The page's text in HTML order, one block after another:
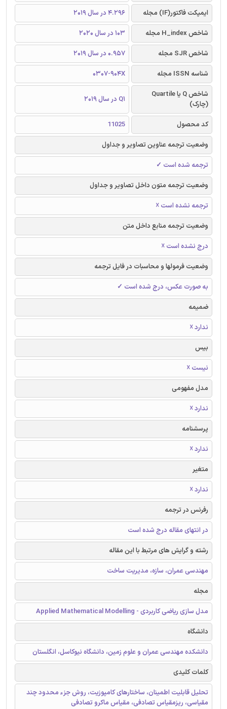
ایمپکت فاکتور(IF) مجله
4.296 در سال 2019
شاخص H_index مجله
103 در سال 2020
شاخص SJR مجله
0.957 در سال 2019
شناسه ISSN مجله
0307-904X
شاخص Q یا Quartile
(چارک)
Q1 در سال 2019
کد محصول
11025
وضعیت ترجمه عناوین تصاویر و جداول
ترجمه شده است ✓
وضعیت ترجمه متون داخل تصاویر و جداول
ترجمه نشده است ☓
وضعیت ترجمه منابع داخل متن
درج نشده است ☓
وضعیت فرمولها و محاسبات در فایل ترجمه
به صورت عکس، درج شده است ✓
ضمیمه
ندارد ☓
بیس
نیست ☓
مدل مفهومی
ندارد ☓
پرسشنامه
ندارد ☓
متغیر
ندارد ☓
رفرنس در ترجمه
در انتهای مقاله درج شده است
رشته و گرایش های مرتبط با این مقاله
مهندسی عمران، سازه، مدیریت ساخت
مجله
مدل سازی ریاضی کاربردی - Applied Mathematical Modelling
دانشگاه
دانشکده مهندسی عمران و علوم زمین، دانشگاه نیوکاسل، انگلستان
کلمات کلیدی
تحلیل قابلیت اطمینان، ساختارهای کامپوزیت، روش جزء محدود چند
مقیاسی، ریزمقیاس تصادفی، مقیاس ماکرو تصادفی